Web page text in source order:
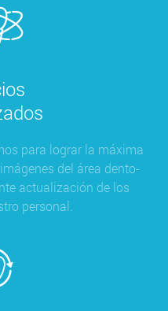
para lograr la máxima
del área dento-
actualización de los
personal.